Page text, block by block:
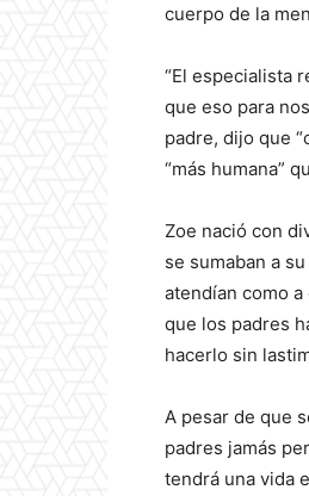
cuerpo de la
“El especialista
que eso para
padre, dijo que
“más humana”
Zoe nació con
se sumaban a
atendían como
que los padres
hacerlo sin
A pesar de que
padres jamás
tendrá una vida